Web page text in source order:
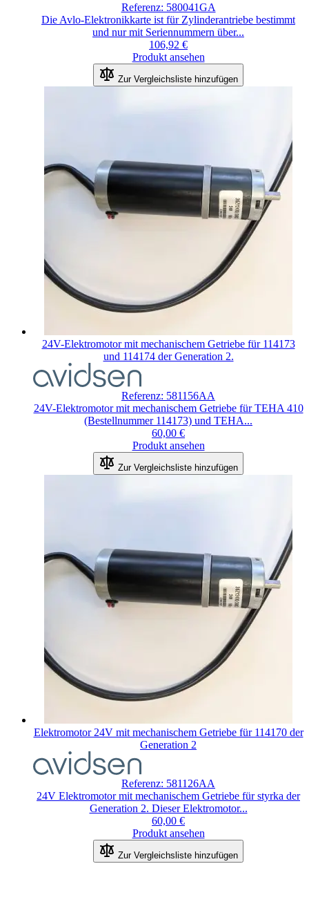
Referenz: 580041GA
Die Avlo-Elektronikkarte ist für Zylinderantriebe bestimmt
und nur mit Seriennummern über...
106,92 €
Produkt ansehen
Zur Vergleichsliste hinzufügen
24V-Elektromotor mit mechanischem Getriebe für 114173
und 114174 der Generation 2.
Referenz: 581156AA
24V-Elektromotor mit mechanischem Getriebe für TEHA 410
(Bestellnummer 114173) und TEHA...
60,00 €
Produkt ansehen
Zur Vergleichsliste hinzufügen
Elektromotor 24V mit mechanischem Getriebe für 114170 der
Generation 2
Referenz: 581126AA
24V Elektromotor mit mechanischem Getriebe für styrka der
Generation 2. Dieser Elektromotor...
60,00 €
Produkt ansehen
Zur Vergleichsliste hinzufügen